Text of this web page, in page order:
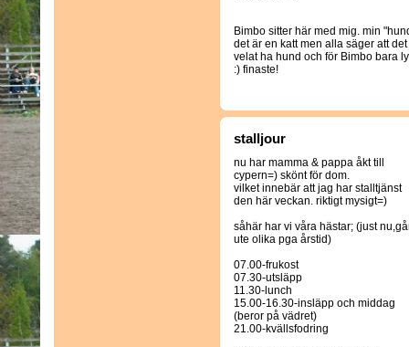
Bimbo sitter här med mig. min
det är en katt men alla säger att
velat ha hund och för Bimbo bara
:) finaste!
stalljour
nu har mamma & pappa åkt till
cypern=) skönt för dom.
vilket innebär att jag har stalltjänst
den här veckan. riktigt mysigt=)
såhär har vi våra hästar; (just
ute olika pga årstid)
07.00-frukost
07.30-utsläpp
11.30-lunch
15.00-16.30-insläpp och middag
(beror på vädret)
21.00-kvällsfodring